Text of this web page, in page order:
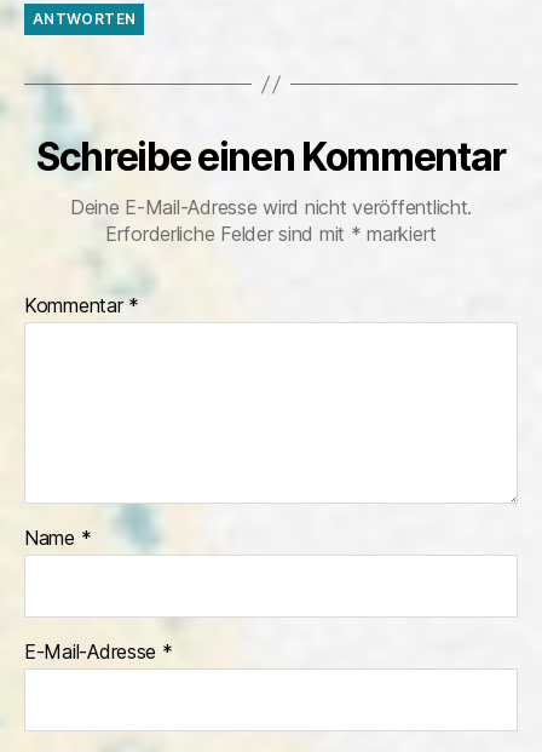
ANTWORTEN
Schreibe einen Kommentar
Deine E-Mail-Adresse wird nicht veröffentlicht.
Erforderliche Felder sind mit * markiert
Kommentar*
Name *
E-Mail-Adresse *